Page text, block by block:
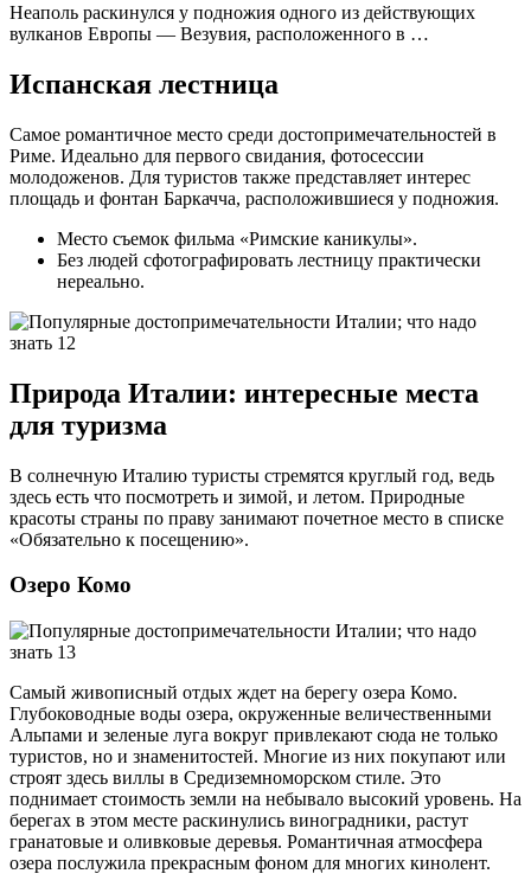
Неаполь раскинулся у подножия одного из действующих
вулканов Европы — Везувия, расположенного в …
Испанская лестница
Самое романтичное место среди достопримечательностей в
Риме. Идеально для первого свидания, фотосессии
молодоженов. Для туристов также представляет интерес
площадь и фонтан Баркачча, расположившиеся у подножия.
Место съемок фильма «Римские каникулы».
Без людей сфотографировать лестницу практически
нереально.
Природа Италии: интересные места
для туризма
В солнечную Италию туристы стремятся круглый год, ведь
здесь есть что посмотреть и зимой, и летом. Природные
красоты страны по праву занимают почетное место в списке
«Обязательно к посещению».
Озеро Комо
Самый живописный отдых ждет на берегу озера Комо.
Глубоководные воды озера, окруженные величественными
Альпами и зеленые луга вокруг привлекают сюда не только
туристов, но и знаменитостей. Многие из них покупают или
строят здесь виллы в Средиземноморском стиле. Это
поднимает стоимость земли на небывало высокий уровень. На
берегах в этом месте раскинулись виноградники, растут
гранатовые и оливковые деревья. Романтичная атмосфера
озера послужила прекрасным фоном для многих кинолент.